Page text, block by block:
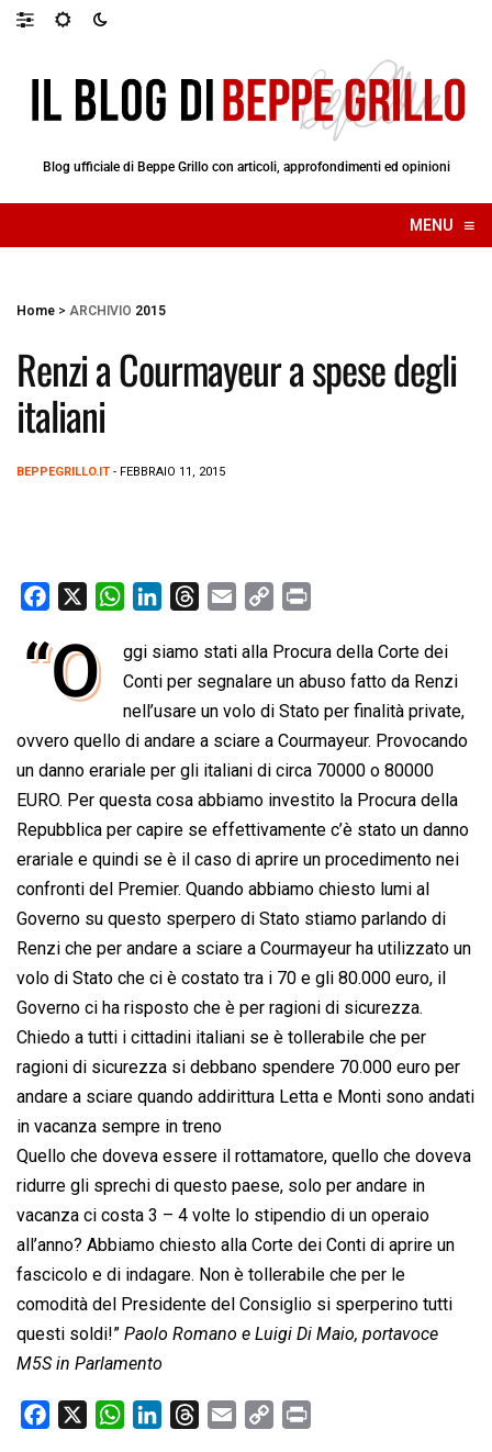
Blog ufficiale di Beppe Grillo con articoli, approfondimenti ed opinioni
MENU ≡
☰
Home > ARCHIVIO 2015
Renzi a Courmayeur a spese degli
italiani
BEPPEGRILLO.IT - FEBBRAIO 11, 2015
c
e
o
o
k
W
a
t
s
A
p
p
n
k
e
d
I
n
e
a
d
s
a
i
l
p
y
L
n
k
i
n
t
“O
ggi siamo stati alla Procura della Corte dei
Conti per segnalare un abuso fatto da Renzi
nell’usare un volo di Stato per finalità private,
ovvero quello di andare a sciare a Courmayeur. Provocando
un danno erariale per gli italiani di circa 70000 o 80000
EURO. Per questa cosa abbiamo investito la Procura della
Repubblica per capire se effettivamente c’è stato un danno
erariale e quindi se è il caso di aprire un procedimento nei
confronti del Premier. Quando abbiamo chiesto lumi al
Governo su questo sperpero di Stato stiamo parlando di
Renzi che per andare a sciare a Courmayeur ha utilizzato un
volo di Stato che ci è costato tra i 70 e gli 80.000 euro, il
Governo ci ha risposto che è per ragioni di sicurezza.
Chiedo a tutti i cittadini italiani se è tollerabile che per
ragioni di sicurezza si debbano spendere 70.000 euro per
andare a sciare quando addirittura Letta e Monti sono andati
in vacanza sempre in treno
Quello che doveva essere il rottamatore, quello che doveva
ridurre gli sprechi di questo paese, solo per andare in
vacanza ci costa 3 – 4 volte lo stipendio di un operaio
all’anno? Abbiamo chiesto alla Corte dei Conti di aprire un
fascicolo e di indagare. Non è tollerabile che per le
comodità del Presidente del Consiglio si sperperino tutti
questi soldi!” Paolo Romano e Luigi Di Maio, portavoce
M5S in Parlamento
W